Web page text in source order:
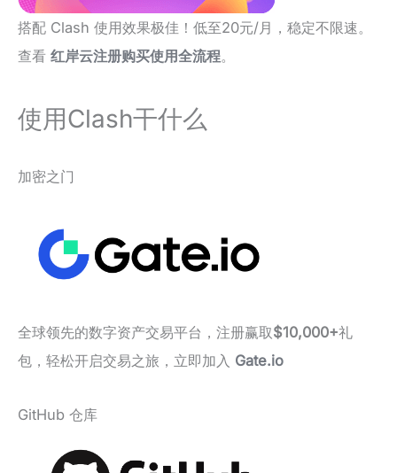
搭配 Clash 使用效果极佳！低至20元/月，稳定不限速。
查看 红岸云注册购买使用全流程。
使用Clash干什么
加密之门
全球领先的数字资产交易平台，注册赢取$10,000+礼
包，轻松开启交易之旅，立即加入 Gate.io
GitHub 仓库